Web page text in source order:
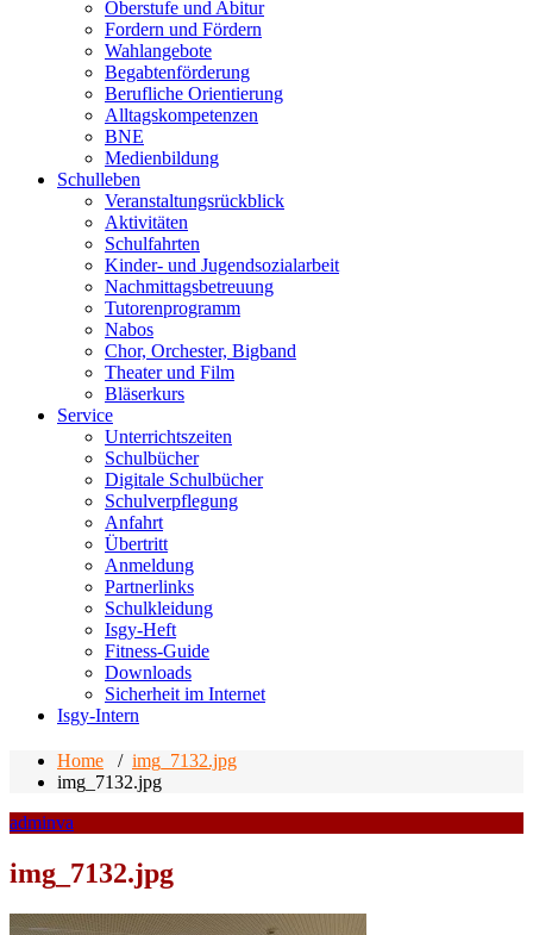
Oberstufe und Abitur
Fordern und Fördern
Wahlangebote
Begabtenförderung
Berufliche Orientierung
Alltagskompetenzen
BNE
Medienbildung
Schulleben
Veranstaltungsrückblick
Aktivitäten
Schulfahrten
Kinder- und Jugendsozialarbeit
Nachmittagsbetreuung
Tutorenprogramm
Nabos
Chor, Orchester, Bigband
Theater und Film
Bläserkurs
Service
Unterrichtszeiten
Schulbücher
Digitale Schulbücher
Schulverpflegung
Anfahrt
Übertritt
Anmeldung
Partnerlinks
Schulkleidung
Isgy-Heft
Fitness-Guide
Downloads
Sicherheit im Internet
Isgy-Intern
Home / img_7132.jpg
img_7132.jpg
adminva
img_7132.jpg